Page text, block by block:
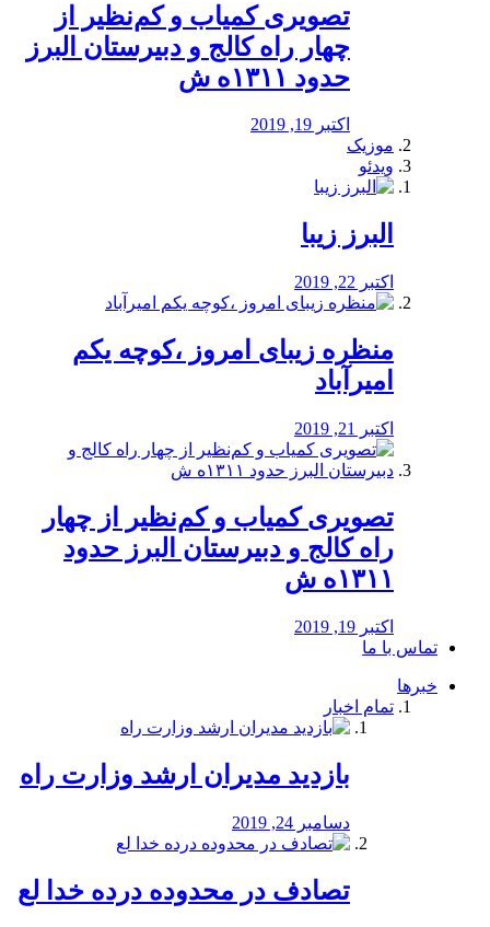
️تصویری کمیاب و کم‌نظیر از
چهار راه كالج و دبيرستان البرز
حدود ۱۳۱۱ه ش
اکتبر 19, 2019
موزیک
ویدئو
البرز زیبا
اکتبر 22, 2019
منظره‌‌ زیبای امروز ،کوچه یکم
امیرآباد
اکتبر 21, 2019
️تصویری کمیاب و کم‌نظیر از چهار
راه كالج و دبيرستان البرز حدود
۱۳۱۱ه ش
اکتبر 19, 2019
تماس با ما
خبرها
تمام اخبار
بازدید مدیران ارشد وزارت راه
دسامبر 24, 2019
تصادف در محدوده درده خدا لع